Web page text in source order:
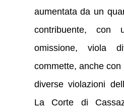
aumentata da un
contribuente,
omissione, viola
commette, anche
diverse violazioni
La Corte di